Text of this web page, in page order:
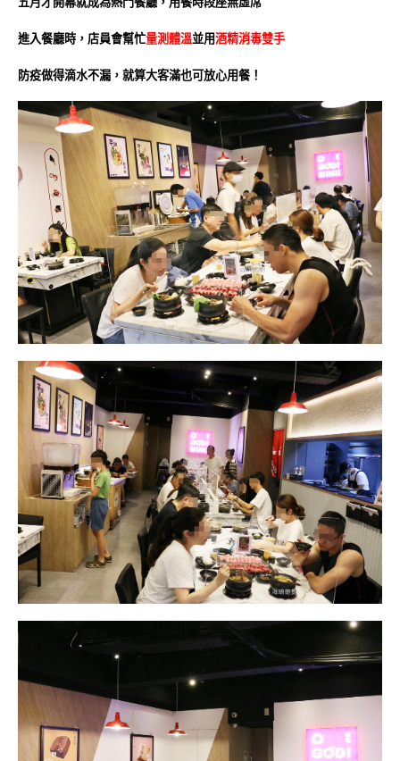
進入餐廳時，店員會幫忙量測體溫並用酒精消毒雙手
防疫做得滴水不漏，就算大客滿也可放心用餐！